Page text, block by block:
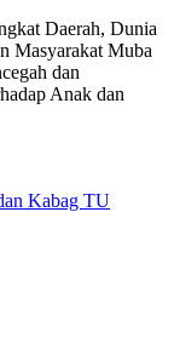
Daerah, Dunia
Masyarakat Muba
dan
Anak dan
Kabag TU